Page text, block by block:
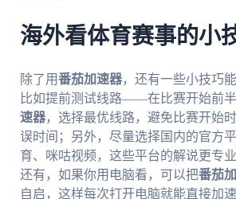
海外看体育赛事的小
除了用番茄加速器，还有一些小技巧
比如提前测试线路——在比赛开始前
速器，选择最优线路，避免比赛开始
误时间；另外，尽量选择国内的官方
育、咪咕视频，这些平台的解说更专
还有，如果你用电脑看，可以把番茄
自启，这样每次打开电脑就能直接加